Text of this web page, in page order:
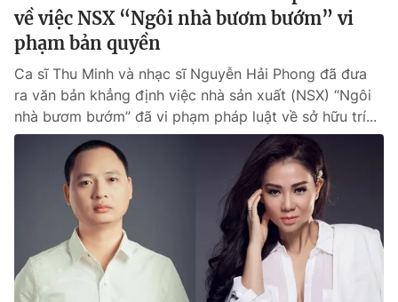
về việc NSX “Ngôi nhà bươm bướm” vi
phạm bản quyền
Ca sĩ Thu Minh và nhạc sĩ Nguyễn Hải Phong đã đưa
ra văn bản khẳng định việc nhà sản xuất (NSX) “Ngôi
nhà bươm bướm” đã vi phạm pháp luật về sở hữu trí...